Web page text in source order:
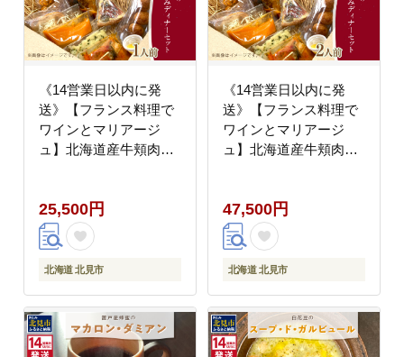
《14営業日以内に発
送》【フランス料理で
ワインとマリアージ
ュ】北海道産牛頬肉の
ンス料理 ディナー ディ
ナーセット 牛肉 ワイン
)【140-0044】
25,500円
北海道 北見市
《14営業日以内に発
送》【フランス料理で
ワインとマリアージ
ュ】北海道産牛頬肉の
ンス料理 ディナー ディ
ナーセット 牛肉 ワイン
)【140-0052】
47,500円
北海道 北見市